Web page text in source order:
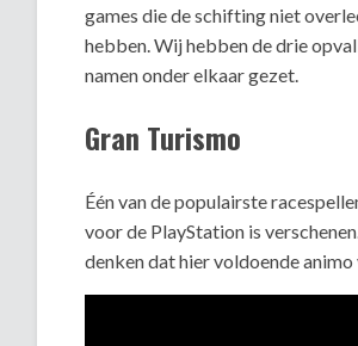
games die de schifting niet
hebben. Wij hebben de drie
namen onder elkaar gezet.
Gran Turismo
Één van de populairste
voor de PlayStation is
denken dat hier voldoende animo